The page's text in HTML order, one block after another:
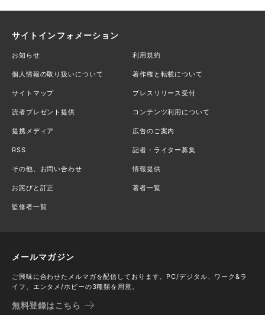
サイトインフォメーション
お知らせ 利用規約
個人情報の取り扱いについて 著作権と転載について
サイトマップ プレスリリース受付
読者プレゼント提供 コンテンツ利用について
提携メディア 広告のご案内
RSS 記者・ライター募集
その他、お問い合わせ 情報提供
お詫びと訂正 著者一覧
監修者一覧
メールマガジン
ご興味に合わせたメルマガを配信しております。PC/デジタル、ワーク&ラ
イフ、エンタメ/ホビーの3種類を用意。
無料登録はこちら